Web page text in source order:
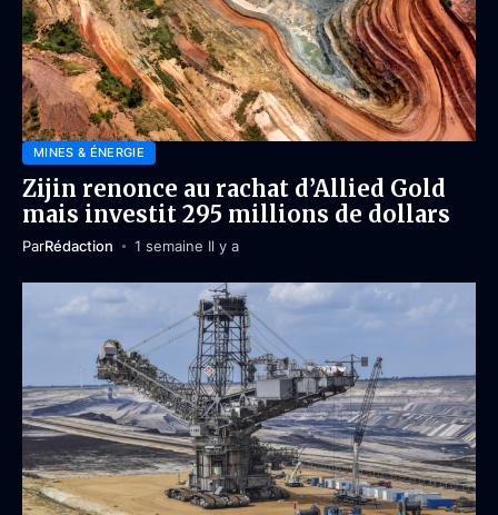
MINES & ÉNERGIE
Zijin renonce au rachat d’Allied Gold
mais investit 295 millions de dollars
ParRédaction 1 semaine Il y a